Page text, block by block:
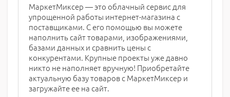
МаркетМиксер — это облачный сервис для
упрощенной работы интернет-магазина с
поставщиками. С его помощью вы можете
наполнить сайт товарами, изображениями,
базами данных и сравнить цены с
конкурентами. Крупные проекты уже давно
никто не наполняет вручную! Приобретайте
актуальную базу товаров с МаркетМиксер и
загружайте ее на сайт.